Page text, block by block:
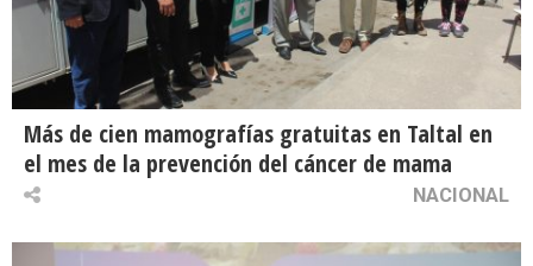
Más de cien mamografías gratuitas en Taltal en
el mes de la prevención del cáncer de mama
NACIONAL